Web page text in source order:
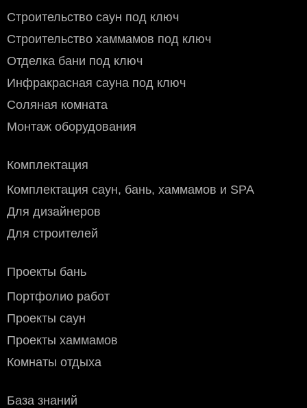
Строительство саун под ключ
Строительство хаммамов под ключ
Отделка бани под ключ
Инфракрасная сауна под ключ
Соляная комната
Монтаж оборудования
Комплектация
Комплектация саун, бань, хаммамов и SPA
Для дизайнеров
Для строителей
Проекты бань
Портфолио работ
Проекты саун
Проекты хаммамов
Комнаты отдыха
База знаний